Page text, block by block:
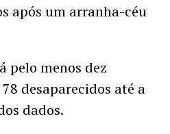
após um arranha-céu
pelo menos dez
desaparecidos até a
dados.